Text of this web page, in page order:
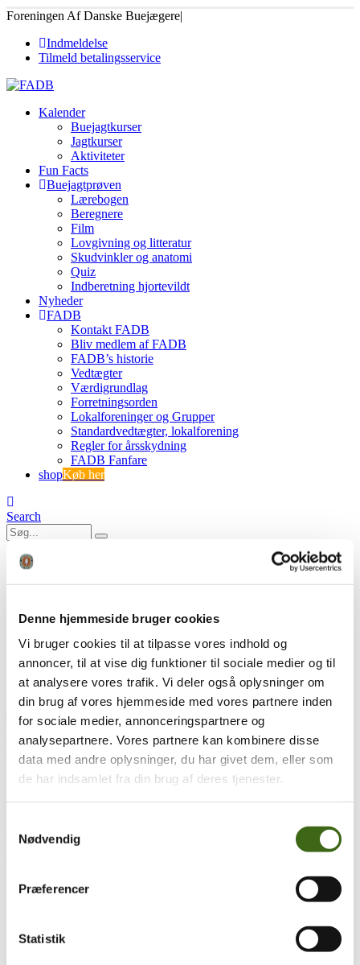
Denne hjemmeside bruger cookies
Vi bruger cookies til at tilpasse vores indhold og
annoncer, til at vise dig funktioner til sociale medier og til
at analysere vores trafik. Vi deler også oplysninger om
din brug af vores hjemmeside med vores partnere inden
for sociale medier, annonceringspartnere og
analysepartnere. Vores partnere kan kombinere disse
data med andre oplysninger, du har givet dem, eller som
de har indsamlet fra din brug af deres tjenester.
Nødvendig
Præferencer
Statistik
Foreningen Af Danske Buejægere|
Indmeldelse
Tilmeld betalingsservice
Kalender
Buejagtkurser
Jagtkurser
Aktiviteter
Fun Facts
Buejagtprøven
Lærebogen
Beregnere
Film
Lovgivning og litteratur
Skudvinkler og anatomi
Quiz
Indberetning hjortevildt
Nyheder
FADB
Kontakt FADB
Bliv medlem af FADB
FADB’s historie
Vedtægter
Værdigrundlag
Forretningsorden
Lokalforeninger og Grupper
Standardvedtægter, lokalforening
Regler for årsskydning
FADB Fanfare
shopKøb her
Search
Referat af konstituerende bestyrelsesmøde 29. april
26.04.29 Referat konst. b-møde
Træk og slip
Foreningen af Danske Buejægere (FADB)
8300 Odder
Populære sider
Vedtægter